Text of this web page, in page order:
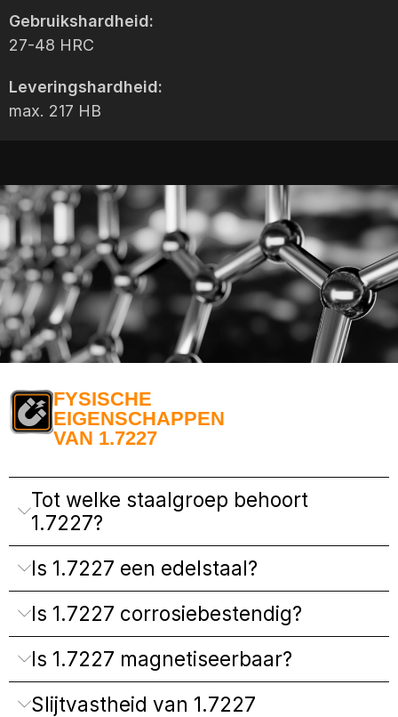
Gebruikshardheid:
27-48 HRC
Leveringshardheid:
max. 217 HB
FYSISCHE
EIGENSCHAPPEN
VAN 1.7227
Tot welke staalgroep behoort
1.7227?
Is 1.7227 een edelstaal?
Is 1.7227 corrosiebestendig?
Is 1.7227 magnetiseerbaar?
Slijtvastheid van 1.7227